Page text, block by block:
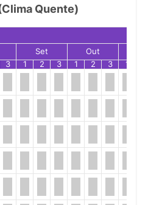
Quente)
Set Out
3 1 2 3 1 2 3 1